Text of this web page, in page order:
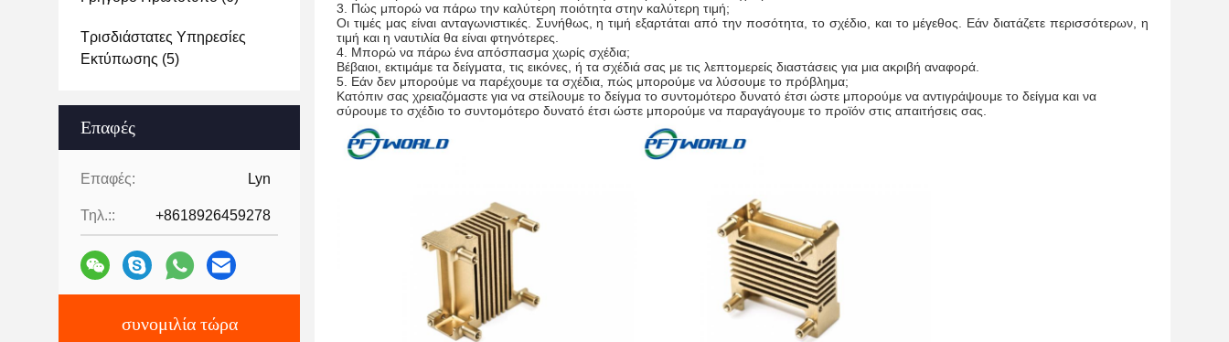
Τρισδιάστατες Υπηρεσίες
Εκτύπωσης (5)
Επαφές
Επαφές: Lyn
Τηλ.:: +8618926459278
συνομιλία τώρα
3.
Πώς μπορώ να πάρω την καλύτερη ποιότητα στην καλύτερη τιμή;
Οι τιμές μας είναι ανταγωνιστικές. Συνήθως, η τιμή εξαρτάται από την ποσότητα, το σχέδιο, και το μέγεθος. Εάν διατάζετε περισσότερων, η
τιμή και η ναυτιλία θα είναι φτηνότερες.
4. Μπορώ να πάρω ένα απόσπασμα χωρίς σχέδια;
Βέβαιοι, εκτιμάμε τα δείγματα, τις εικόνες, ή τα σχέδιά σας με τις λεπτομερείς διαστάσεις για μια ακριβή αναφορά.
5. Εάν δεν μπορούμε να παρέχουμε τα σχέδια, πώς μπορούμε να λύσουμε το πρόβλημα;
Κατόπιν σας χρειαζόμαστε για να στείλουμε το δείγμα το συντομότερο δυνατό έτσι ώστε μπορούμε να αντιγράψουμε το δείγμα και να
σύρουμε το σχέδιο το συντομότερο δυνατό έτσι ώστε μπορούμε να παραγάγουμε το προϊόν στις απαιτήσεις σας.